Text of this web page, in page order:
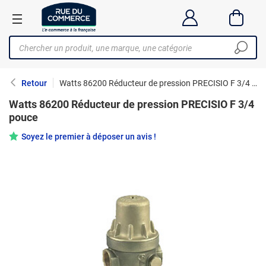
Retour Watts 86200 Réducteur de pression PRECISIO F 3/4 pouce
Watts 86200 Réducteur de pression PRECISIO F 3/4
pouce
Soyez le premier à déposer un avis !